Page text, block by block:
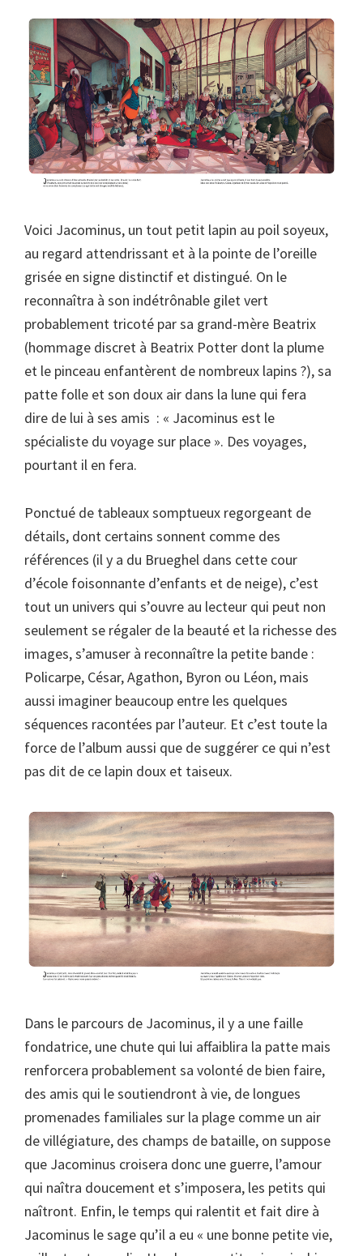
Voici Jacominus, un tout petit lapin au poil soyeux,
au regard attendrissant et à la pointe de l’oreille
grisée en signe distinctif et distingué. On le
reconnaîtra à son indétrônable gilet vert
probablement tricoté par sa grand-mère Beatrix
(hommage discret à Beatrix Potter dont la plume
et le pinceau enfantèrent de nombreux lapins ?), sa
patte folle et son doux air dans la lune qui fera
dire de lui à ses amis : « Jacominus est le
spécialiste du voyage sur place ». Des voyages,
pourtant il en fera.
Ponctué de tableaux somptueux regorgeant de
détails, dont certains sonnent comme des
références (il y a du Brueghel dans cette cour
d’école foisonnante d’enfants et de neige), c’est
tout un univers qui s’ouvre au lecteur qui peut non
seulement se régaler de la beauté et la richesse des
images, s’amuser à reconnaître la petite bande :
Policarpe, César, Agathon, Byron ou Léon, mais
aussi imaginer beaucoup entre les quelques
séquences racontées par l’auteur. Et c’est toute la
force de l’album aussi que de suggérer ce qui n’est
pas dit de ce lapin doux et taiseux.
Dans le parcours de Jacominus, il y a une faille
fondatrice, une chute qui lui affaiblira la patte mais
renforcera probablement sa volonté de bien faire,
des amis qui le soutiendront à vie, de longues
promenades familiales sur la plage comme un air
de villégiature, des champs de bataille, on suppose
que Jacominus croisera donc une guerre, l’amour
qui naîtra doucement et s’imposera, les petits qui
naîtront. Enfin, le temps qui ralentit et fait dire à
Jacominus le sage qu’il a eu « une bonne petite vie,